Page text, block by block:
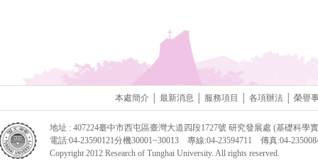
本處簡介 最新消息 服務項目 各項辦法 榮譽
地址 : 407224臺中市西屯區臺灣大道四段1727號 研究發展處 (基礎科學
電話:04-23590121分機30001~30013 專線:04-23594711 傳真:04-
Copyright 2012 Research of Tunghai University. All rights reserved.